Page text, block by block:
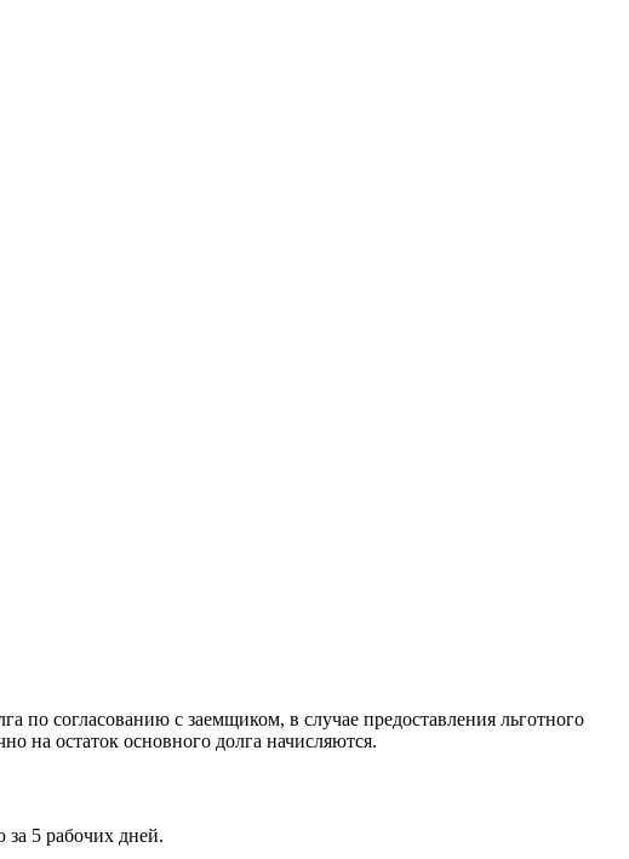
согласованию с заемщиком, в случае предоставления льготного
на остаток основного долга начисляются.
5 рабочих дней.